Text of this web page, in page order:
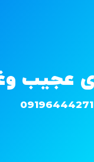
09196444271